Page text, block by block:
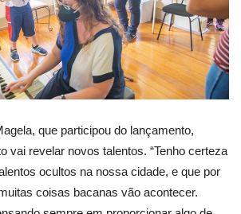
que participou do lançamento,
vai revelar novos talentos. “Tenho certeza
ocultos na nossa cidade, e que por
coisas bacanas vão acontecer.